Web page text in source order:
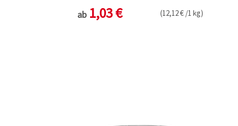
ab 1,03 € (12,12 € /1 kg)